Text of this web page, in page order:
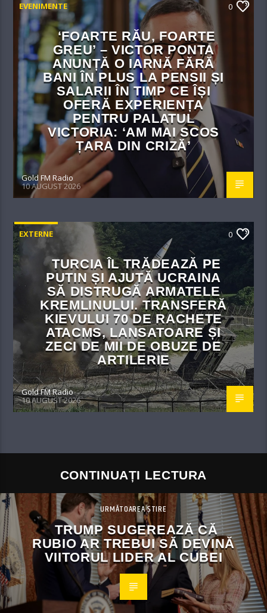
EVENIMENTE 0
‘FOARTE RĂU, FOARTE
GREU’ – VICTOR PONTA
ANUNȚĂ O IARNĂ FĂRĂ
BANI ÎN PLUS LA PENSII ȘI
SALARII ÎN TIMP CE ÎȘI
OFERĂ EXPERIENȚA
PENTRU PALATUL
VICTORIA: ‘AM MAI SCOS
ȚARA DIN CRIZĂ’
Gold FM Radio
10 AUGUST 2026
EXTERNE 0
TURCIA ÎL TRĂDEAZĂ PE
PUTIN ȘI AJUTĂ UCRAINA
SĂ DISTRUGĂ ARMATELE
KREMLINULUI. TRANSFERĂ
KIEVULUI 70 DE RACHETE
ATACMS, LANSATOARE ȘI
ZECI DE MII DE OBUZE DE
ARTILERIE
Gold FM Radio
10 AUGUST 2026
CONTINUAȚI LECTURA
URMĂTOAREA ȘTIRE
TRUMP SUGEREAZĂ CĂ
RUBIO AR TREBUI SĂ DEVINĂ
VIITORUL LIDER AL CUBEI